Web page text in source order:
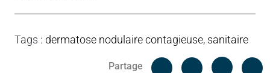
Tags : dermatose nodulaire contagieuse, sanitaire
Partage
Facebook